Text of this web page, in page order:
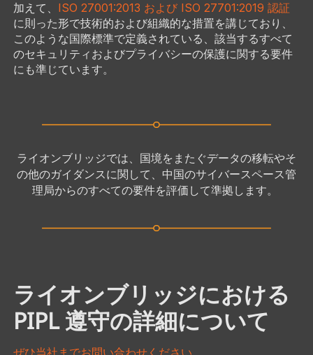
加えて、 ISO 27001:2013 および ISO 27701:2019 認証
に則った形で技術的および組織的な措置を講じており、
このような国際標準で定義されている、該当するすべて
のセキュリティおよびプライバシーの保護に関する要件
にも準じています。
ライオンブリッジでは、国境をまたぐデータの移転やそ
の他のガイダンスに関して、中国のサイバースペース管
理局からのすべての要件を評価して準拠します。
ライオンブリッジにおける
PIPL 遵守の詳細について
ぜひ当社までお問い合わせください。